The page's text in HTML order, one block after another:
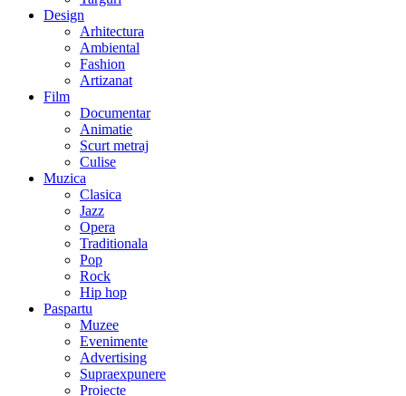
Design
Arhitectura
Ambiental
Fashion
Artizanat
Film
Documentar
Animatie
Scurt metraj
Culise
Muzica
Clasica
Jazz
Opera
Traditionala
Pop
Rock
Hip hop
Paspartu
Muzee
Evenimente
Advertising
Supraexpunere
Proiecte